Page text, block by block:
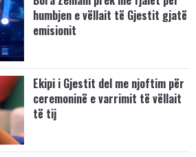
humbjen e vëllait të Gjestit gjatë
emisionit
Ekipi i Gjestit del me njoftim për
ceremoninë e varrimit të vëllait
të tij